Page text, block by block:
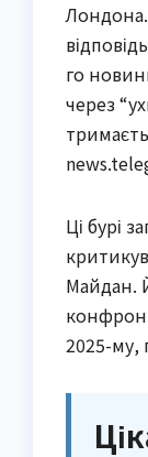
Лондона.
го
через
Ці бурі
Майдан.
2025-му,